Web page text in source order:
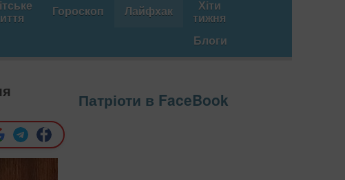
Гороскоп Лайфхак Хіти
тижня
Блоги
Патріоти в FaceBook